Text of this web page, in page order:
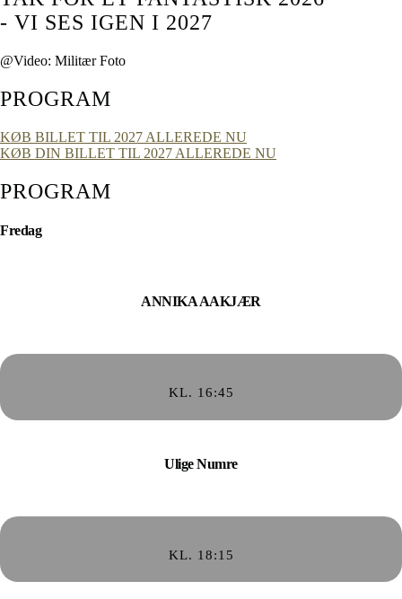
- VI SES IGEN I 2027
@Video: Militær Foto
PROGRAM​
KØB BILLET TIL 2027 ALLEREDE NU
KØB DIN BILLET TIL 2027 ALLEREDE NU
PROGRAM​
Fredag
ANNIKA AAKJÆR
KL. 16:45
Ulige Numre
KL. 18:15